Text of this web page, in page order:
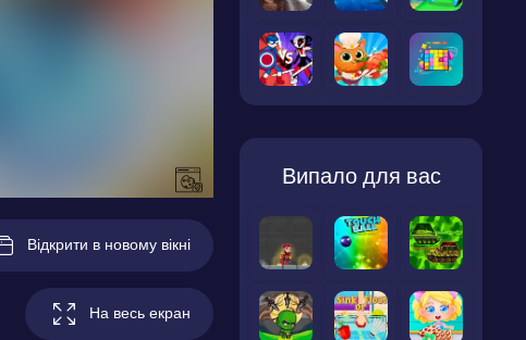
Відкрити в новому вікні
На весь екран
Випало для вас